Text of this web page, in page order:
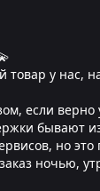
у нас,
если верно
бывают
но это
ночью,